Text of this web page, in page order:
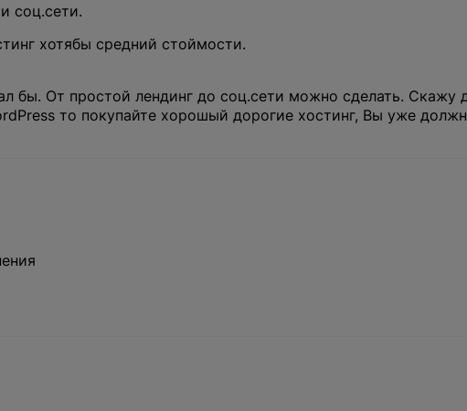
соц.сети.
хотябы средний стоймости.
бы. От простой лендинг до соц.сети можно сделать. Скажу
то покупайте хорошый дорогие хостинг, Вы уже
компании